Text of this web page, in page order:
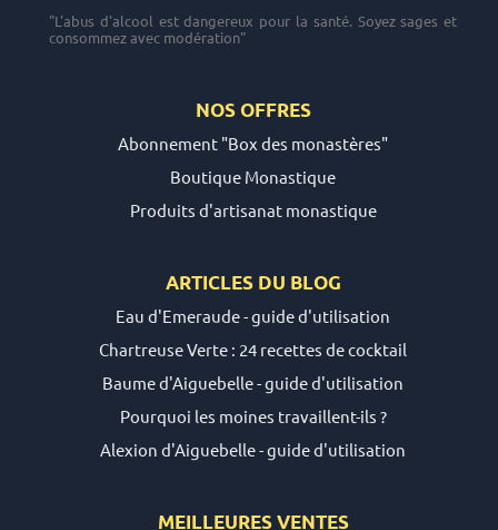
"L'abus d'alcool est dangereux pour la santé. Soyez sages et
consommez avec modération"
NOS OFFRES
Abonnement "Box des monastères"
Boutique Monastique
Produits d'artisanat monastique
ARTICLES DU BLOG
Eau d'Emeraude - guide d'utilisation
Chartreuse Verte : 24 recettes de cocktail
Baume d'Aiguebelle - guide d'utilisation
Pourquoi les moines travaillent-ils ?
Alexion d'Aiguebelle - guide d'utilisation
MEILLEURES VENTES